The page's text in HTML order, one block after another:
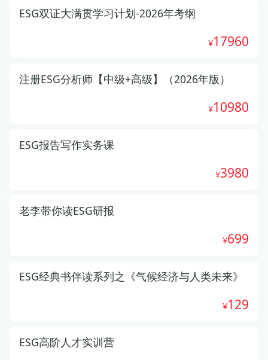
ESG双证大满贯学习计划-2026年考纲
17960
注册ESG分析师【中级+高级】（2026年版）
10980
ESG报告写作实务课
3980
老李带你读ESG研报
699
ESG经典书伴读系列之《气候经济与人类未来》
129
ESG高阶人才实训营